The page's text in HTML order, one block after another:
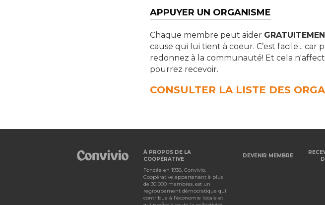
APPUYER UN ORGANISME
Chaque membre peut aider
cause qui lui tient à coeur. C’est facile... car
redonnez à la communauté! Et cela
pourrez recevoir.
CONSULTER LA LISTE DES
À PROPOS DE LA
COOPÉRATIVE
Fondée en 1938, Convivio,
Coopérative appartenant à plus
de 30 000 membres, est un
regroupement démocratique qui
contribue à l’économie locale et
DEVENIR MEMBRE